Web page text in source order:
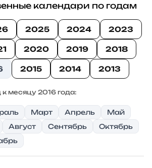
календари по годам
2025 2024 2023
2020 2019 2018
2015 2014 2013
месяцу 2016 года:
Март Апрель
Май
Август Сентябрь
Октябрь